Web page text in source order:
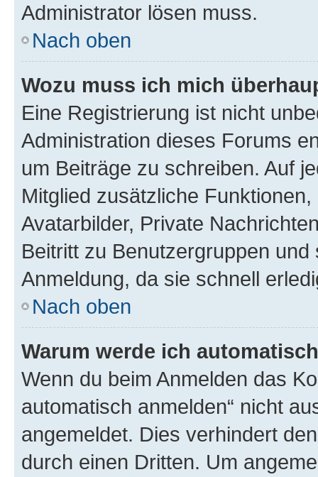
Administrator lösen muss.
Nach oben
Wozu muss ich mich
Eine Registrierung ist nicht
Administration dieses Forums
um Beiträge zu schreiben. Auf
Mitglied zusätzliche
Avatarbilder, Private
Beitritt zu Benutzergruppen
Anmeldung, da sie schnell
Nach oben
Warum werde ich
Wenn du beim Anmelden das
automatisch anmelden“ nicht
angemeldet. Dies verhindert
durch einen Dritten. Um